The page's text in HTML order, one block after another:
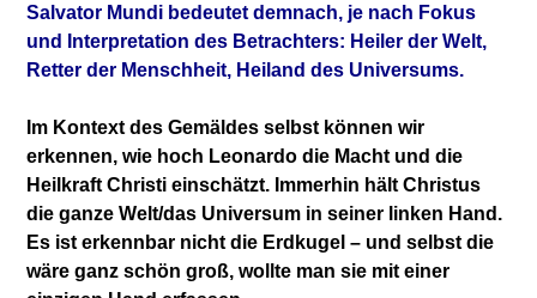
Salvator Mundi bedeutet demnach, je nach Fokus
und Interpretation des Betrachters: Heiler der Welt,
Retter der Menschheit, Heiland des Universums.
Im Kontext des Gemäldes selbst können wir
erkennen, wie hoch Leonardo die Macht und die
Heilkraft Christi einschätzt. Immerhin hält Christus
die ganze Welt/das Universum in seiner linken Hand.
Es ist erkennbar nicht die Erdkugel – und selbst die
wäre ganz schön groß, wollte man sie mit einer